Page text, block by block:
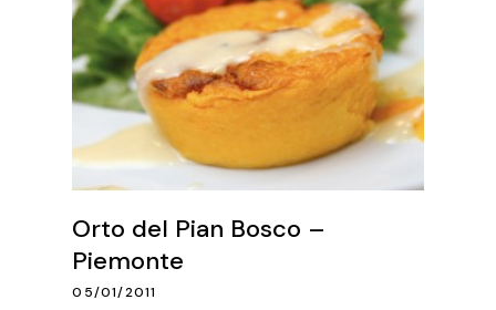
Orto del Pian Bosco –
Piemonte
05/01/2011